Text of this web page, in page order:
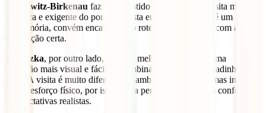
Auschwitz-Birkenau faz mais sentido se queres uma visita mais
histórica e exigente do ponto de vista emocional. Como é um lugar
de memória, convém encaixá-lo no roteiro com tempo e com a
disposição certa.
Wieliczka, por outro lado, encaixa melhor se procuras uma
excursão mais visual e fácil de combinar com uma escapadinha
curta. A visita é muito diferente do ambiente da cidade, mas implica
algum esforço físico, por isso vale a pena ir com calçado confortável
e expectativas realistas.